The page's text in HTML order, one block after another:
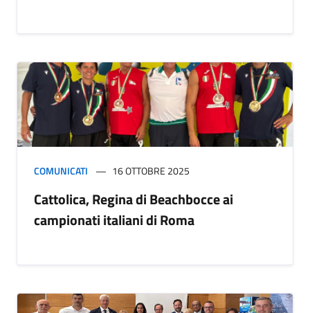
COMUNICATI 16 OTTOBRE 2025
Cattolica, Regina di Beachbocce ai
campionati italiani di Roma